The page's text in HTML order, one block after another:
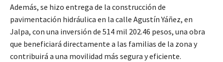
Además, se hizo entrega de la construcción de
pavimentación hidráulica en la calle Agustín Yáñez, en
Jalpa, con una inversión de 514 mil 202.46 pesos, una obra
que beneficiará directamente a las familias de la zona y
contribuirá a una movilidad más segura y eficiente.